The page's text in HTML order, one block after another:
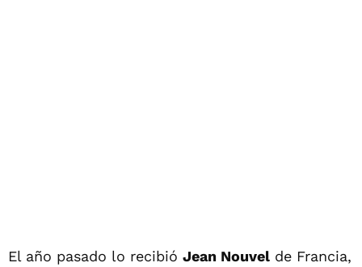
El año pasado lo recibió Jean Nouvel de Francia,